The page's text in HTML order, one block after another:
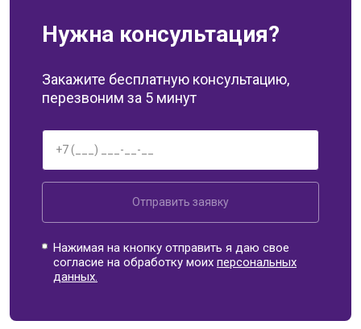
Нужна консультация?
Закажите бесплатную консультацию,
перезвоним за 5 минут
Отправить заявку
Нажимая на кнопку отправить я даю свое
согласие на обработку моихперсональных
данных.